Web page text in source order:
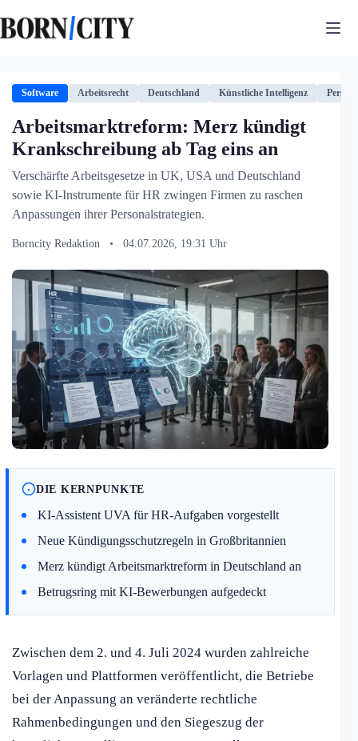
Inhalt
springen
Software Arbeitsrecht Deutschland Künstliche Intelligenz
Arbeitsmarktreform: Merz kündigt
Krankschreibung ab Tag eins an
Verschärfte Arbeitsgesetze in UK, USA und Deutschland
sowie KI-Instrumente für HR zwingen Firmen zu raschen
Anpassungen ihrer Personalstrategien.
Borncity Redaktion • 04.07.2026, 19:31 Uhr
DIE KERNPUNKTE
KI-Assistent UVA für HR-Aufgaben vorgestellt
Neue Kündigungsschutzregeln in Großbritannien
Merz kündigt Arbeitsmarktreform in Deutschland an
Betrugsring mit KI-Bewerbungen aufgedeckt
Zwischen dem 2. und 4. Juli 2024 wurden zahlreiche
Vorlagen und Plattformen veröffentlicht, die Betriebe
bei der Anpassung an veränderte rechtliche
Rahmenbedingungen und den Siegeszug der